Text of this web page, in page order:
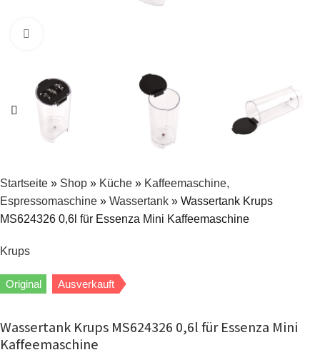
Startseite » Shop » Küche » Kaffeemaschine,
Espressomaschine » Wassertank » Wassertank Krups
MS624326 0,6l für Essenza Mini Kaffeemaschine
Krups
Original Ausverkauft
Wassertank Krups MS624326 0,6l für Essenza Mini
Kaffeemaschine